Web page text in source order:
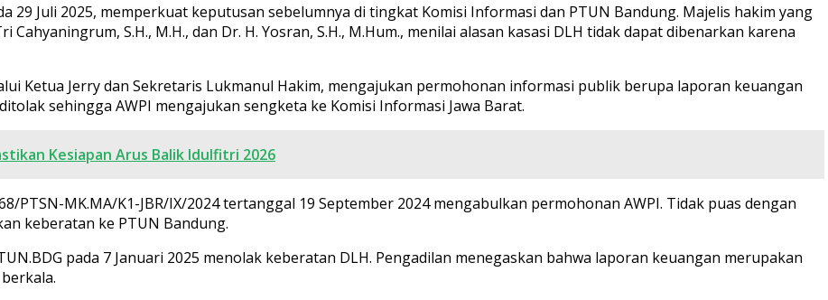
29 Juli 2025, memperkuat keputusan sebelumnya di tingkat Komisi Informasi dan PTUN Bandung. Majelis hakim yang
Cahyaningrum, S.H., M.H., dan Dr. H. Yosran, S.H., M.Hum., menilai alasan kasasi DLH tidak dapat dibenarkan karena
Ketua Jerry dan Sekretaris Lukmanul Hakim, mengajukan permohonan informasi publik berupa laporan keuangan
sehingga AWPI mengajukan sengketa ke Komisi Informasi Jawa Barat.
Kesiapan Arus Balik Idulfitri 2026
PTSN-MK.MA/K1-JBR/IX/2024 tertanggal 19 September 2024 mengabulkan permohonan AWPI. Tidak puas dengan
keberatan ke PTUN Bandung.
pada 7 Januari 2025 menolak keberatan DLH. Pengadilan menegaskan bahwa laporan keuangan merupakan